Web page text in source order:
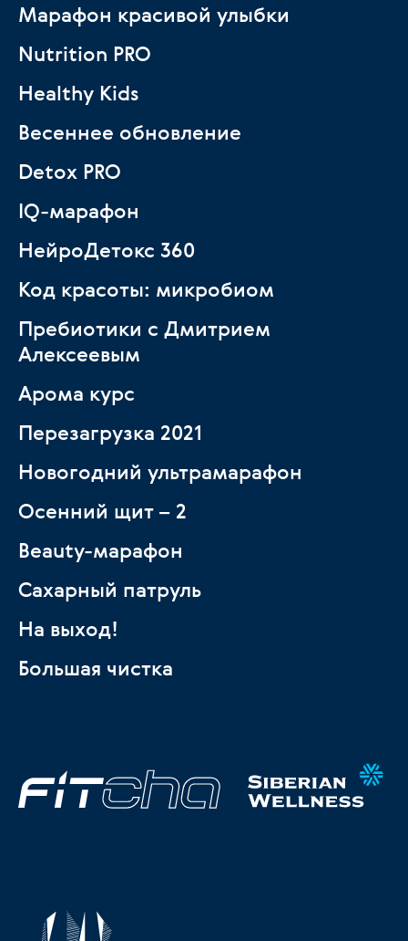
Марафон красивой улыбки
Nutrition PRO
Healthy Kids
Весеннее обновление
Detox PRO
IQ-марафон
НейроДетокс 360
Код красоты: микробиом
Пребиотики с Дмитрием
Алексеевым
Арома курс
Перезагрузка 2021
Новогодний ультрамарафон
Осенний щит – 2
Beauty-марафон
Сахарный патруль
На выход!
Большая чистка